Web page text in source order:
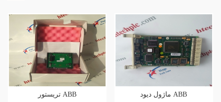
تریستور ABB
ماژول دیود ABB